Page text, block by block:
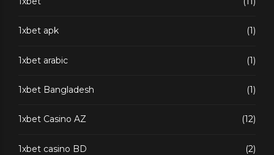
1xbet apk (1)
1xbet arabic (1)
1xbet Bangladesh (1)
1xbet Casino AZ (12)
1xbet casino BD (2)